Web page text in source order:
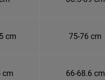
cm 75-76 cm
cm 66-68.6 cm